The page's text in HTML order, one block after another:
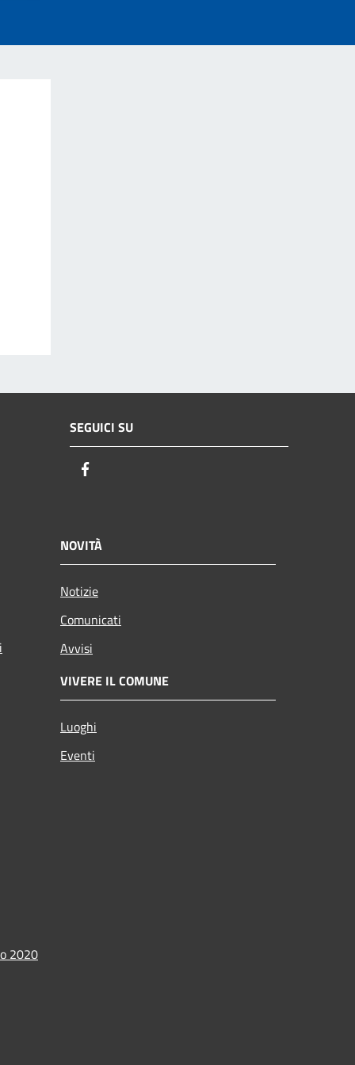
SEGUICI SU
NOVITÀ
Notizie
Comunicati
Avvisi
VIVERE IL COMUNE
Luoghi
Eventi
2020